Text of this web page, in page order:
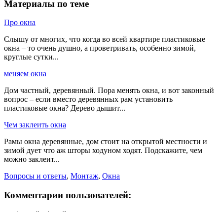
Материалы по теме
Про окна
Слышу от многих, что когда во всей квартире пластиковые
окна – то очень душно, а проветривать, особенно зимой,
круглые сутки...
меняем окна
Дом частный, деревянный. Пора менять окна, и вот законный
вопрос – если вместо деревянных рам установить
пластиковые окна? Дерево дышит...
Чем заклеить окна
Рамы окна деревянные, дом стоит на открытой местности и
зимой дует что аж шторы ходуном ходят. Подскажите, чем
можно заклеит...
Вопросы и ответы, Монтаж, Окна
Комментарии пользователей: